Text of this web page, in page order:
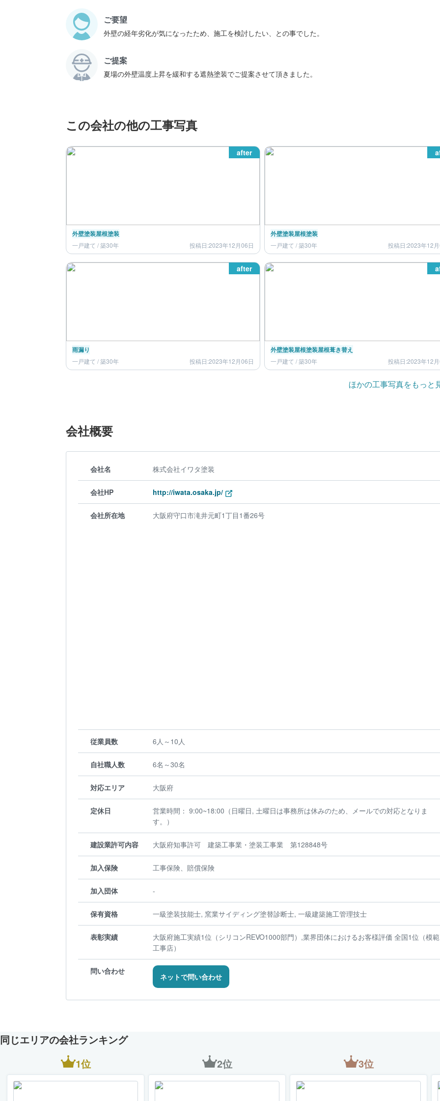
ご要望
外壁の経年劣化が気になったため、施工を検討したい、との事でした。
ご提案
夏場の外壁温度上昇を緩和する遮熱塗装でご提案させて頂きました。
この会社の他の工事写真
after
外壁塗装屋根塗装
一戸建て / 築30年 投稿日:2023年12月06日
外壁塗装屋根塗装
一戸建て / 築30年 投稿日:2023年12
after
雨漏り
一戸建て / 築30年 投稿日:2023年12月06日
外壁塗装屋根塗装屋根葺き替え
一戸建て / 築30年 投稿日:2023年12
ほかの工事写真をもっと
会社概要
会社名 株式会社イワタ塗装
会社HP http://iwata.osaka.jp/
会社所在地 大阪府守口市滝井元町1丁目1番26号
従業員数 6人～10人
自社職人数 6名～30名
対応エリア 大阪府
定休日
営業時間： 9:00~18:00（日曜日, 土曜日は事務所は休みのため、メールでの対応となりま
す。）
建設業許可内容 大阪府知事許可 建築工事業・塗装工事業 第128848号
加入保険 工事保険、賠償保険
加入団体 -
保有資格 一級塗装技能士, 窯業サイディング塗替診断士, 一級建築施工管理技士
表彰実績
大阪府施工実績1位（シリコンREVO1000部門）,業界団体におけるお客様評価 全国1位（模範
工事店）
問い合わせ
ネットで問い合わせ
同じエリアの会社ランキング
1位
2位 3位